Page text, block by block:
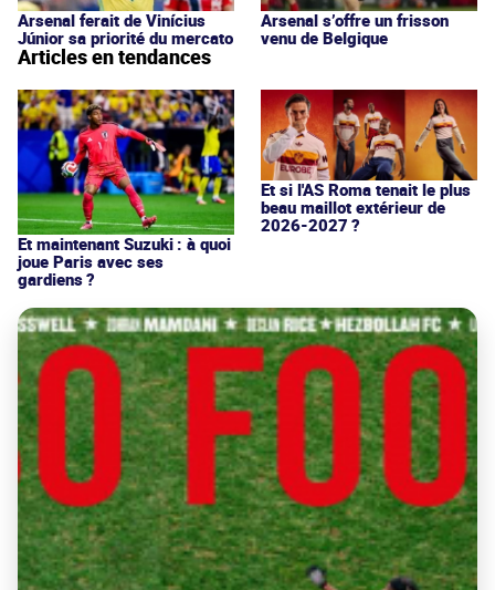
Arsenal ferait de Vinícius
Júnior sa priorité du mercato
Arsenal s’offre un frisson
venu de Belgique
Articles en tendances
Et maintenant Suzuki : à quoi
joue Paris avec ses
gardiens ?
Et si l'AS Roma tenait le plus
beau maillot extérieur de
2026-2027 ?